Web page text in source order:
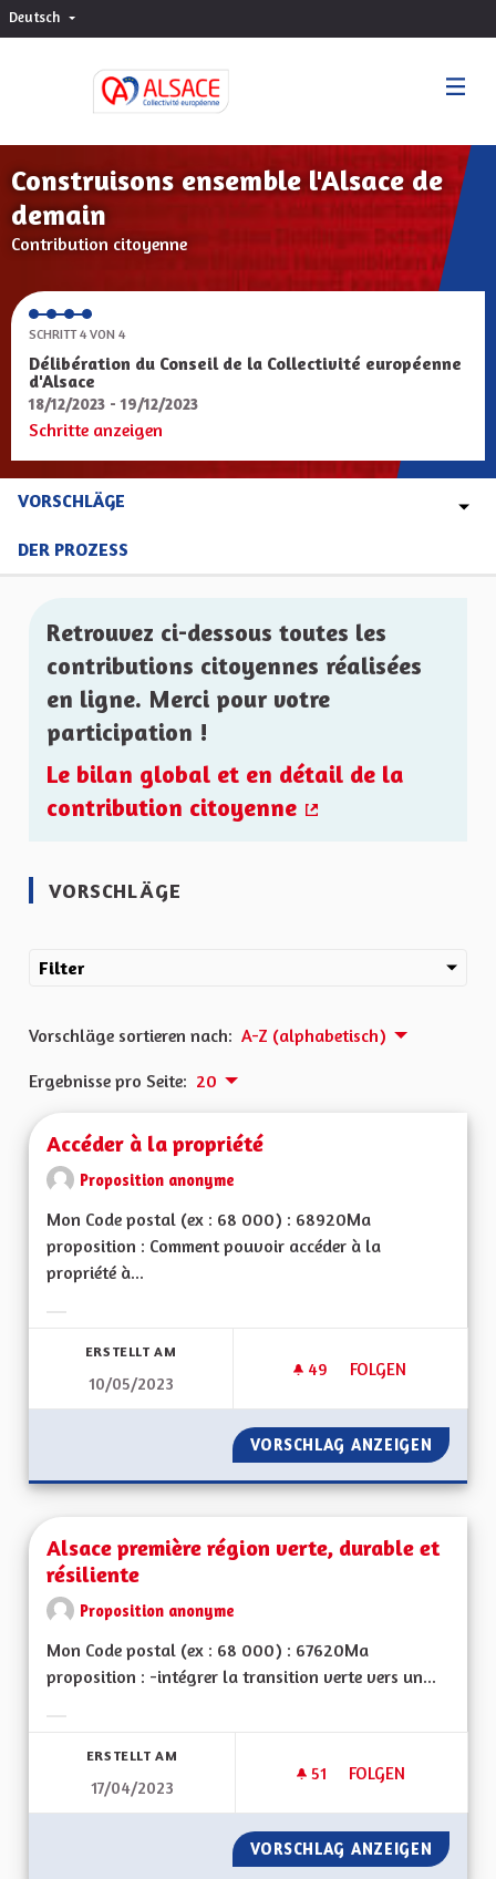
Deutsch Choisir la langue
Construisons ensemble l'Alsace de
demain
Contribution citoyenne
SCHRITT 4 VON 4
Délibération du Conseil de la Collectivité européenne
d'Alsace
18/12/2023 - 19/12/2023
Schritte anzeigen
VORSCHLÄGE
DER PROZESS
Retrouvez ci-dessous toutes les
contributions citoyennes réalisées
en ligne. Merci pour votre
participation !
Le bilan global et en détail de la
contribution citoyenne
VORSCHLÄGE
Filter
Vorschläge sortieren nach: A-Z (alphabetisch)
Ergebnisse pro Seite: 20
Accéder à la propriété
Proposition anonyme
Mon Code postal (ex : 68 000) : 68920Ma
proposition : Comment pouvoir accéder à la
propriété à...
ERSTELLT AM
10/05/2023
49 49 FOLLOWER
FOLGEN
ACCÉDER À LA
VORSCHLAG ANZEIGEN
Alsace première région verte, durable et
résiliente
Proposition anonyme
Mon Code postal (ex : 68 000) : 67620Ma
proposition : -intégrer la transition verte vers un...
ERSTELLT AM
17/04/2023
51 51 FOLLOWER
FOLGEN
ALSACE
VORSCHLAG ANZEIGEN